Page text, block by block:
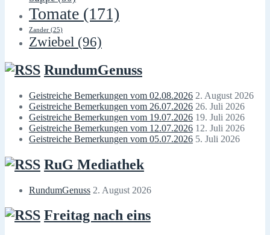
Tomate (171)
Zander (25)
Zwiebel (96)
RundumGenuss
Geistreiche Bemerkungen vom 02.08.2026 2. August 2026
Geistreiche Bemerkungen vom 26.07.2026 26. Juli 2026
Geistreiche Bemerkungen vom 19.07.2026 19. Juli 2026
Geistreiche Bemerkungen vom 12.07.2026 12. Juli 2026
Geistreiche Bemerkungen vom 05.07.2026 5. Juli 2026
RuG Mediathek
RundumGenuss 2. August 2026
Freitag nach eins